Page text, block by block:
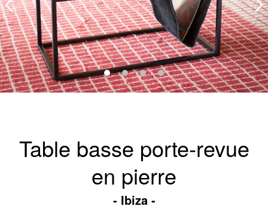
Table basse porte-revue
en pierre
Ibiza